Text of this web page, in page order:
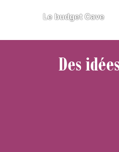
Le budget Cave
Des